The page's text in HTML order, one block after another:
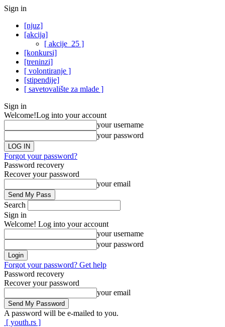
Sign in
[njuz]
[akcija]
[ akcije_25 ]
[konkursi]
[treninzi]
[ volontiranje ]
[stipendije]
[ savetovalište za mlade ]
Sign in
Welcome!Log into your account
your username
your password
Forgot your password?
Password recovery
Recover your password
your email
Search
Sign in
Welcome! Log into your account
your username
your password
Forgot your password? Get help
Password recovery
Recover your password
your email
A password will be e-mailed to you.
[ youth.rs ]